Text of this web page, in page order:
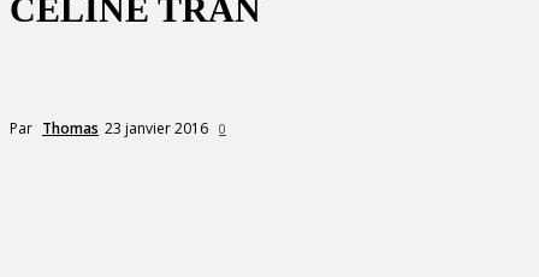
CÉLINE TRAN
Par Thomas 23 janvier 2016 0